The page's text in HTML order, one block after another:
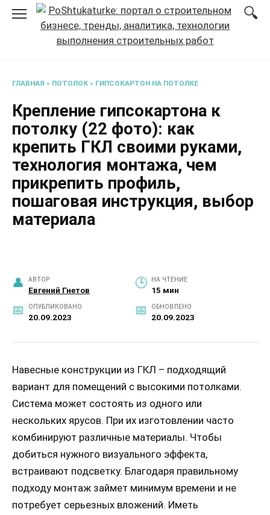
Перейти
содержанию
ГЛАВНАЯ » ПОТОЛОК » ГИПСОКАРТОН НА ПОТОЛКЕ
Крепление гипсокартона к
потолку (22 фото): как
крепить ГКЛ своими руками,
технология монтажа, чем
прикрепить профиль,
пошаговая инструкция, выбор
материала
АВТОР
Евгений Гнетов
НА ЧТЕНИЕ
15 мин
ОПУБЛИКОВАНО
20.09.2023
ОБНОВЛЕНО
20.09.2023
Навесные конструкции из ГКЛ – подходящий
вариант для помещений с высокими потолками.
Система может состоять из одного или
нескольких ярусов. При их изготовлении часто
комбинируют различные материалы. Чтобы
добиться нужного визуального эффекта,
встраивают подсветку. Благодаря правильному
подходу монтаж займет минимум времени и не
потребует серьезных вложений. Иметь